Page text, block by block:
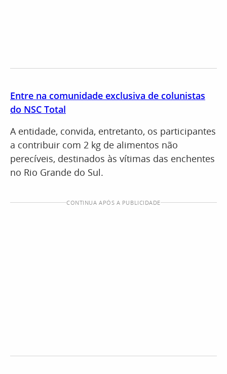
Entre na comunidade exclusiva de colunistas
do NSC Total
A entidade, convida, entretanto, os participantes
a contribuir com 2 kg de alimentos não
perecíveis, destinados às vítimas das enchentes
no Rio Grande do Sul.
CONTINUA APÓS A PUBLICIDADE